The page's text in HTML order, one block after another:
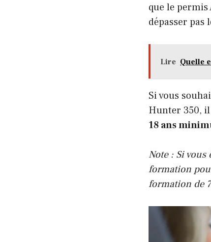
que le
dépasser pas
Lire Quelle
Si vous
Hunter 350,
18 ans
Note : Si vous
formation
formation de